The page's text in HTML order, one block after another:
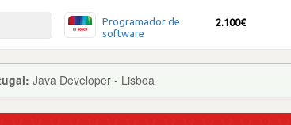
Programador de
software
2.100€
Java Developer - Lisboa